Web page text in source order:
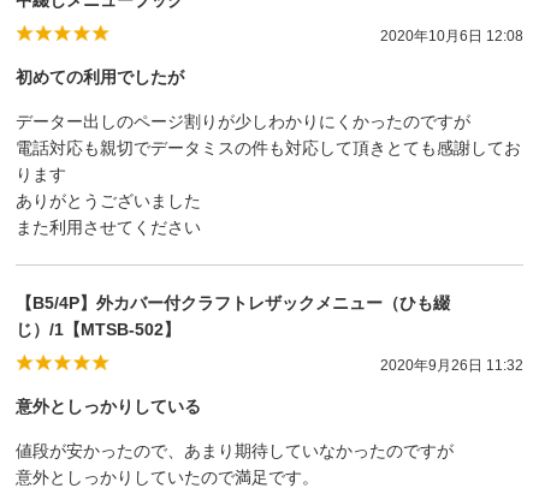
2020年10月6日 12:08
初めての利用でしたが
データー出しのページ割りが少しわかりにくかったのですが
電話対応も親切でデータミスの件も対応して頂きとても感謝してお
ります
ありがとうございました
また利用させてください
【B5/4P】外カバー付クラフトレザックメニュー（ひも綴
じ）/1【MTSB-502】
2020年9月26日 11:32
意外としっかりしている
値段が安かったので、あまり期待していなかったのですが
意外としっかりしていたので満足です。